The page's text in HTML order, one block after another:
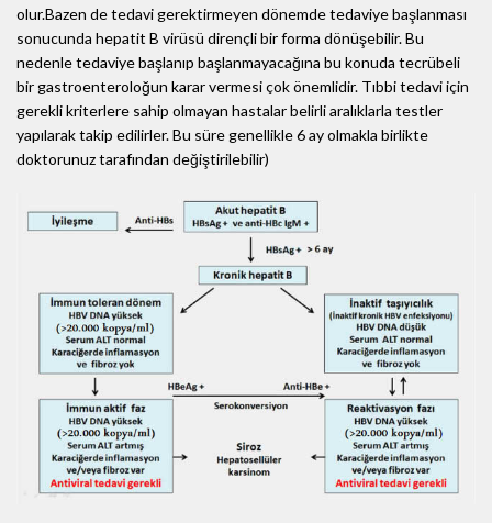
olur.Bazen de tedavi gerektirmeyen dönemde tedaviye başlanması
sonucunda hepatit B virüsü dirençli bir forma dönüşebilir. Bu
nedenle tedaviye başlanıp başlanmayacağına bu konuda tecrübeli
bir gastroenteroloğun karar vermesi çok önemlidir. Tıbbi tedavi için
gerekli kriterlere sahip olmayan hastalar belirli aralıklarla testler
yapılarak takip edilirler. Bu süre genellikle 6 ay olmakla birlikte
doktorunuz tarafından değiştirilebilir)